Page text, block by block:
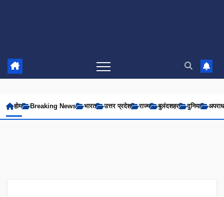
होम Breaking News भारत उत्तर प्रदेश राज्य बुलंदशहर दुनिया अपराध